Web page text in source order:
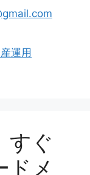
運用
すぐ
ドメ